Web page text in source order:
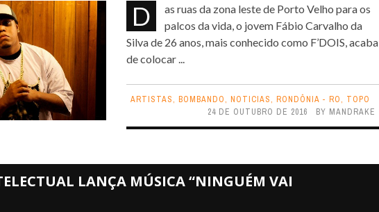
Das ruas da zona leste de Porto Velho para os
palcos da vida, o jovem Fábio Carvalho da
Silva de 26 anos, mais conhecido como F’DOIS, acaba
de colocar ...
ARTISTAS, BOMBANDO, NOTICIAS, RONDÔNIA - RO, TOPO
24 DE OUTUBRO DE 2016
BY MANDRAKE
LANÇA MÚSICA “NINGUÉM VAI